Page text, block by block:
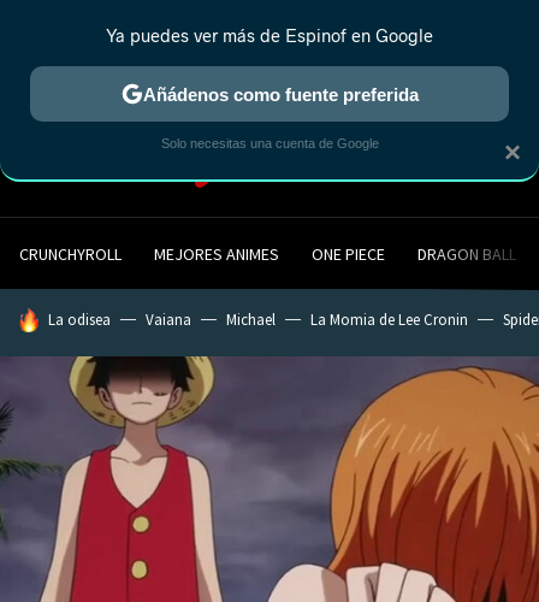
CRUNCHYROLL MEJORES ANIMES ONE PIECE DRAGON BALL
HOY SE HABLA DE
La odisea Vaiana Michael La Momia de Lee Cronin
×
Ya puedes ver más de Espinof en Google
Añádenos como fuente preferida
Solo necesitas una cuenta de Google